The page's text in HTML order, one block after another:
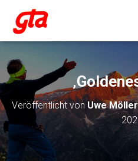
Veröffentlicht von Uwe